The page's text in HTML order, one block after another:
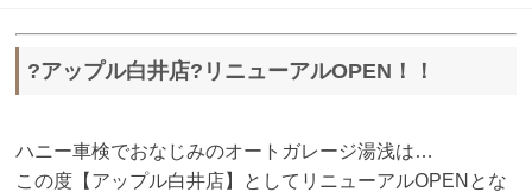
?アップル白井店?リニューアルOPEN！！
ハニー車検でおなじみのオートガレージ湯浅は…
この度【アップル白井店】としてリニューアルOPENとな